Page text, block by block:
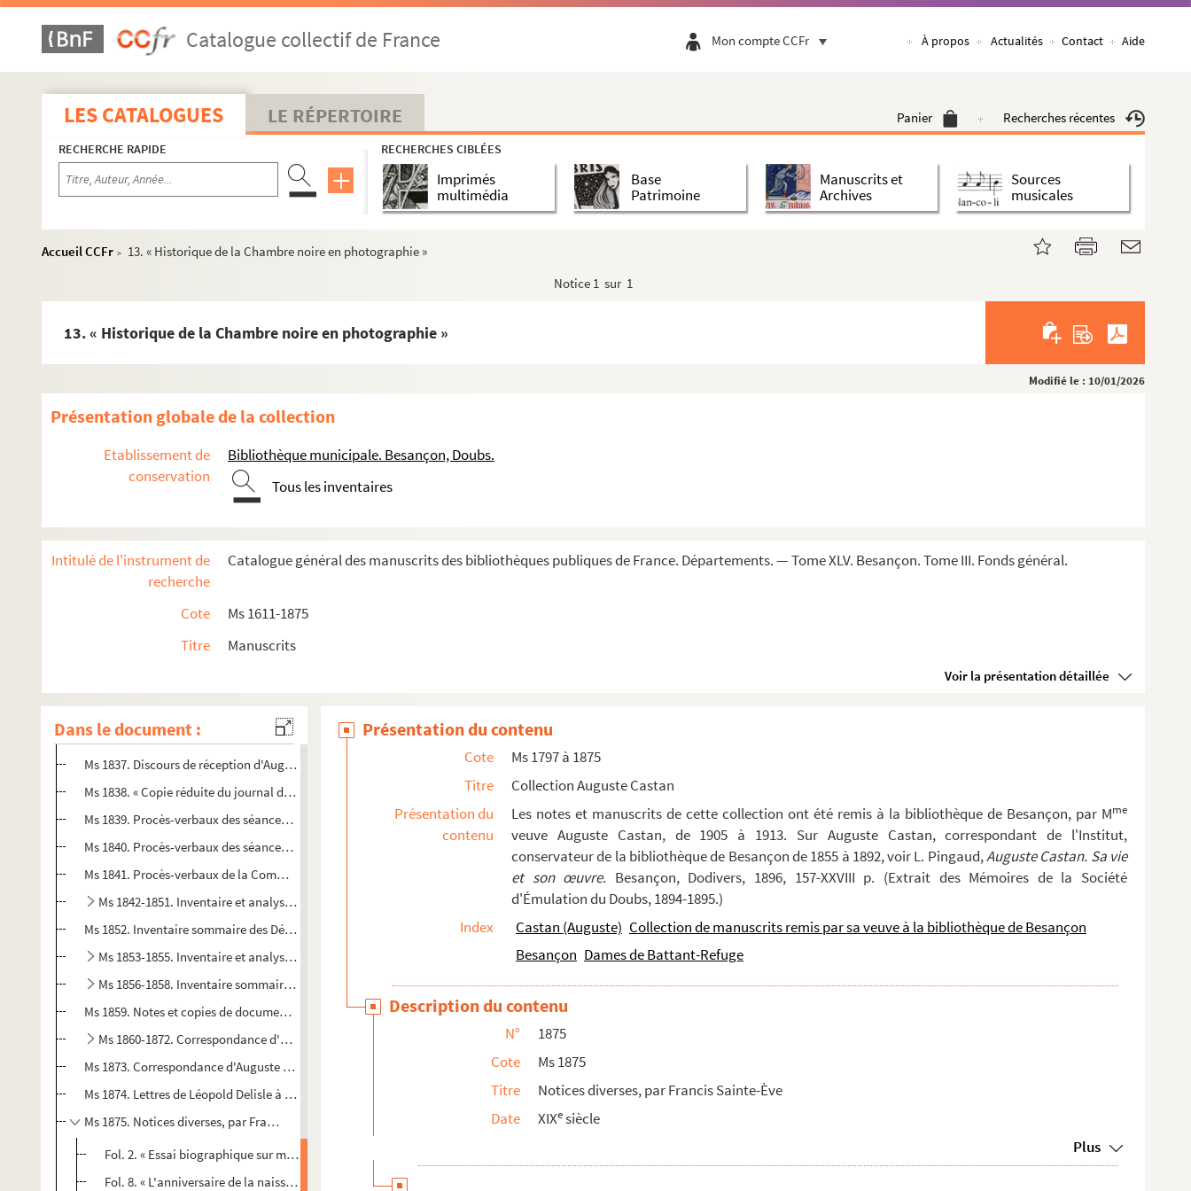
Catalogue collectif de France Mon compte CCFr À propos Actualités Contact Aide
LES CATALOGUES LE RÉPERTOIRE Panier Recherches récentes
RECHERCHE RAPIDE RECHERCHES CIBLÉES
Imprimés
multimédia
Base
Patrimoine
Manuscrits et
Archives
Sources
musicales
Accueil CCFr >
13. « Historique de la Chambre noire en photographie »
Notice 1 sur 1
13. « Historique de la Chambre noire en photographie »
Modifié le : 10/01/2026
Présentation globale de la collection
Etablissement de
conservation
Bibliothèque municipale. Besançon, Doubs.
Tous les inventaires
Intitulé de l'instrument de
recherche
Catalogue général des manuscrits des bibliothèques publiques de France. Départements. — Tome XLV. Besançon. Tome III. Fonds général.
Cote
Ms 1611-1875
Titre
Manuscrits
Voir la présentation détaillée
Dans le document :
Ms 1799. Franche-Comté. Antiquités. Épigraphie. Notes d'Auguste Castan (1833-1892)
Ms 1800. Franche-Comté. Archéologie. Alaise et Mandeure. Notes d'Auguste Castan (1833-1892)
Ms 1801. Notes sur l'histoire de la Franche-Comté. Le Moyen-Age. Notes d'Auguste Castan (1833-1892)
Ms 1802. Notes sur l'histoire de la Franche-Comté. Les Temps modernes. Notes d'Auguste Castan (1833-1892)
Ms 1803-1804. Biographie comtoise. Notes d'Auguste Castan (1833-1892)
Ms 1805-1806. Les Artistes comtois. Notes d'Auguste Castan (1833-1892)
Ms 1807. Franche-Comté. Histoire de l'Art. Notes d'Auguste Castan (1833-1892)
Ms 1808. Franche-Comté. Enseignement, Imprimerie, Cartographie, Topographie. Notes d'Auguste Castan (1833-189...
Ms 1809. Franche-Comté. Numismatique, Sigillographie, Linguistique, Mœurs et coutumes. Notes d'Auguste Castan...
Ms 1812. Les Chiflet. Notes d'Auguste Castan (1833-1892)
Ms 1813. Besançon à l'époque gallo-romaine. Notes d'Auguste Castan (1833-1892)
Ms 1816. Notes sur l'histoire de Besançon. Les Temps modernes. (XVI
Ms 1818. Histoire ecclésiastique de Besançon. Clergé régulier. Liturgie bisontine. Notes d'Auguste Castan (18...
Ms 1819. Topographie de Besançon. Rues et places. Lieux-dits. Notes d'Auguste Castan (1833-1892)
Ms 1821. Droit coutumier et féodal à Besançon. Notes d'Auguste Castan (1833-1892)
Ms 1822. Les Musées de Besançon. Notes d'Auguste Castan (1833-1892)
Ms 1825. Abrégé de l'histoire de Franche-Comté et du pays de Montbéliard. Notes d'Auguste Castan (1833-1892)
Ms 1833. Notes d'Auguste Castan (1833-1892) pour l'Inventaire des Musées de Besançon
Ms 1834-1836. Notes et documents relatifs à l'ancien Collège de Bourgogne à Paris (1331-1804). Notes d'Auguste Cas...
Ms 1837. Discours de réception d'Auguste Castan à l'Académie de Besançon (1864)
Ms 1838. « Copie réduite du journal d'un Bisontin, pendant la guerre de 1870-1871 ». Notes d'Auguste Castan (...
Ms 1839. Procès-verbaux des séances de la Société littéraire de Besançon (19 décembre 1855-13 juillet 1857)
Ms 1840. Procès-verbaux des séances de la
Commission d'organisation du Concours régional d'agriculture de Bes...
Ms 1841. Procès-verbaux de la Commission chargée d'organiser les fêtes pour l'arrivée de la famille impériale...
Ms 1842-1851. Inventaire et analyse des registres des délibérations municipales de la Ville de Besançon, de 1290 à...
Ms 1852. Inventaire sommaire des Délibérations municipales de la Ville de Besançon, conservées aux Archives m...
Ms 1853-1855. Inventaire et analyse des registres de comptes de la Ville de Besançon. Notes d'Auguste Castan (1833...
Ms 1856-1858. Inventaire sommaire des archives des hospices civils réunis de la Ville de Besançon antérieurement à...
Ms 1859. Notes et copies de documents pour l'histoire des Hôpitaux de Besançon. Notes d'Auguste Castan (1833-...
Ms 1860-1872. Correspondance d'Auguste Castan (1833-1892)
Ms 1873. Correspondance d'Auguste Castan (1833-1892) et du sculpteur bisontin Jean Petit (1858-1892)
Ms 1874. Lettres de Léopold Delisle à Auguste Castan et à Mme Castan (1855-1910)
Ms 1875. Notices diverses, par Francis Sainte-Ève
Fol. 2. « Essai biographique sur mon oncle Auguste Castan »
Fol. 8. « L'anniversaire de la naissance de Molière. Fantaisie »
Présentation du contenu
Cote
Ms 1797 à 1875
Titre
Collection Auguste Castan
Présentation du
contenu
Les notes et manuscrits de cette collection ont été remis à la bibliothèque de Besançon, par Mme
veuve Auguste Castan, de 1905 à 1913. Sur Auguste Castan, correspondant de l'Institut,
conservateur de la bibliothèque de Besançon de 1855 à 1892, voir L. Pingaud,Auguste Castan. Sa vie
et son œuvre. Besançon, Dodivers, 1896, 157-XXVIII p. (Extrait des Mémoires de la Société
d'Émulation du Doubs, 1894-1895.)
Index
Castan (Auguste) Collection de manuscrits remis par sa veuve à la bibliothèque de Besançon
Besançon Dames de Battant-Refuge
Description du contenu
N°
1875
Cote
Ms 1875
Titre
Notices diverses, par Francis Sainte-Ève
Date
XIXesiècle
Plus